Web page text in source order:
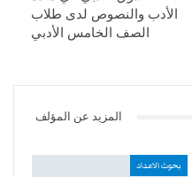
الأدب والنصوص لدى طلاب
الصف الخامس الأدبي
المزيد عن المؤلف
بحوث الاعداد